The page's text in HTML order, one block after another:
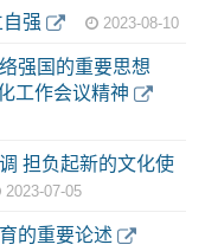
强 2023-08-10
强国的重要思想
工作会议精神
担负起新的文化使
2023-07-05
的重要论述